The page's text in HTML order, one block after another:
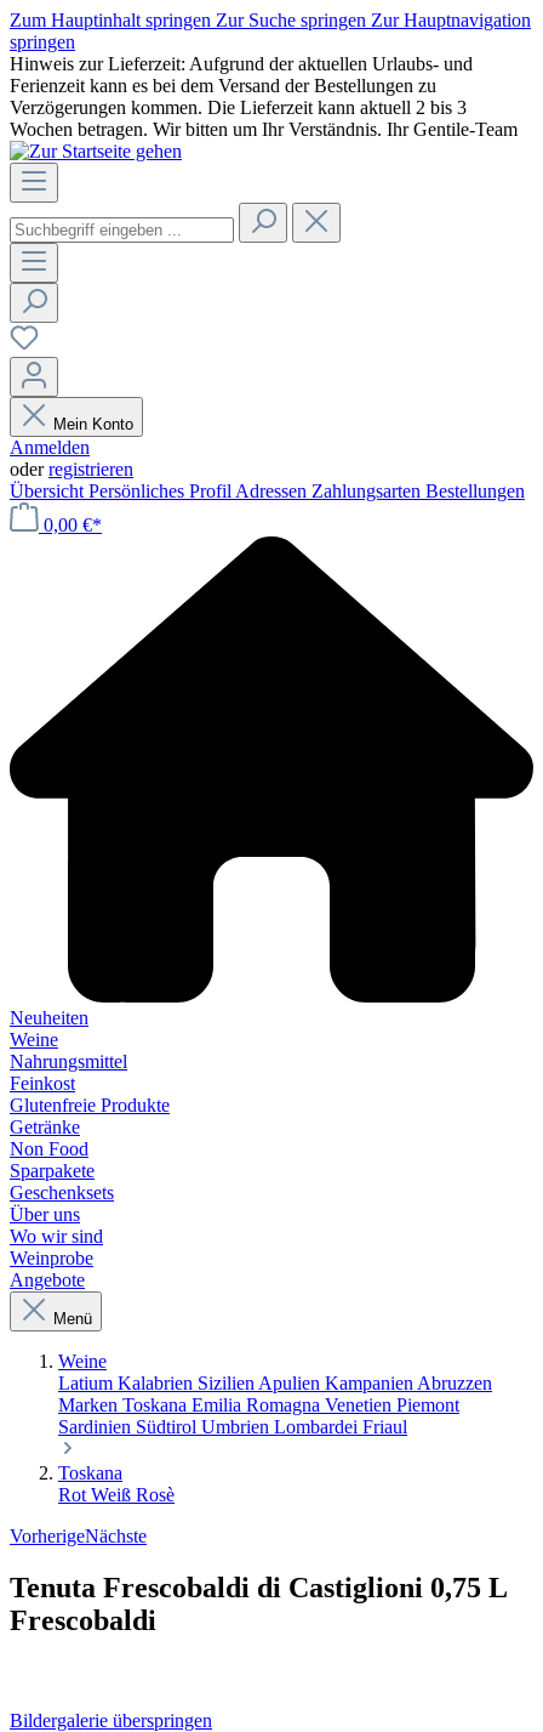
Zum Hauptinhalt springen Zur Suche springen Zur Hauptnavigation
springen
Hinweis zur Lieferzeit: Aufgrund der aktuellen Urlaubs- und
Ferienzeit kann es bei dem Versand der Bestellungen zu
Verzögerungen kommen. Die Lieferzeit kann aktuell 2 bis 3
Wochen betragen. Wir bitten um Ihr Verständnis. Ihr Gentile-Team
Mein Konto
Anmelden
oderregistrieren
Übersicht Persönliches Profil Adressen Zahlungsarten Bestellungen
0,00 €*
Neuheiten
Weine
Nahrungsmittel
Feinkost
Glutenfreie Produkte
Getränke
Non Food
Sparpakete
Geschenksets
Über uns
Wo wir sind
Weinprobe
Angebote
Menü
Weine
Latium Kalabrien Sizilien Apulien Kampanien Abruzzen
Marken Toskana Emilia Romagna Venetien Piemont
Sardinien Südtirol Umbrien Lombardei Friaul
Toskana
Rot Weiß Rosè
VorherigeNächste
Tenuta Frescobaldi di Castiglioni 0,75 L
Frescobaldi
Bildergalerie überspringen